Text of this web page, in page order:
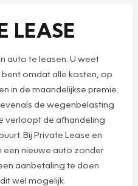
LEASE
auto te leasen. U weet
omdat alle kosten, op
in de maandelijkse premie.
de wegenbelasting
verloopt de afhandeling
Bij Private Lease en
een nieuwe auto zonder
aanbetaling te doen
wel mogelijk.